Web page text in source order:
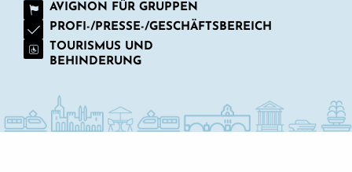
AVIGNON FÜR GRUPPEN
PROFI-/PRESSE-/GESCHÄFTSBEREICH
TOURISMUS UND
BEHINDERUNG